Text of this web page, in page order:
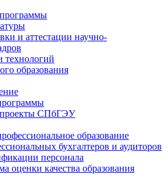
и аттестации научно-
технологий
образования
проекты СПбГЭУ
образование
бухгалтеров и аудиторов
персонала
оценки качества образования